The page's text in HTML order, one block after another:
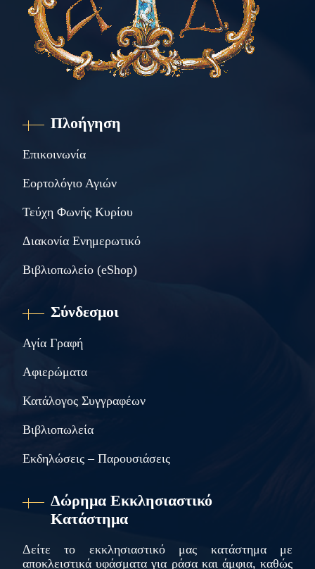
Πλοήγηση
Επικοινωνία
Εορτολόγιο Αγιών
Τεύχη Φωνής Κυρίου
Διακονία Ενημερωτικό
Βιβλιοπωλείο (eShop)
Σύνδεσμοι
Αγία Γραφή
Αφιερώματα
Κατάλογος Συγγραφέων
Βιβλιοπωλεία
Εκδηλώσεις – Παρουσιάσεις
Δώρημα Εκκλησιαστικό
Κατάστημα
Δείτε το εκκλησιαστικό μας κατάστημα με
αποκλειστικά υφάσματα για ράσα και άμφια, καθώς